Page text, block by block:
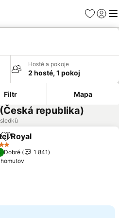
Oblíbené
Hosté a pokoje
2 hosté, 1 pokoj
Filtr Mapa
republika)
Přidat na seznam oblíbených
Royal
hvězdiček
Dobré
1 841